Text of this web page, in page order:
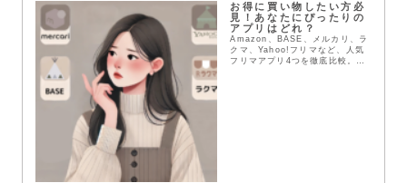
お得に買い物したい方必
見！あなたにぴったりの
アプリはどれ？
Amazon、BASE、メルカリ、ラ
クマ、Yahoo!フリマなど、人気
フリマアプリ4つを徹底比較。送